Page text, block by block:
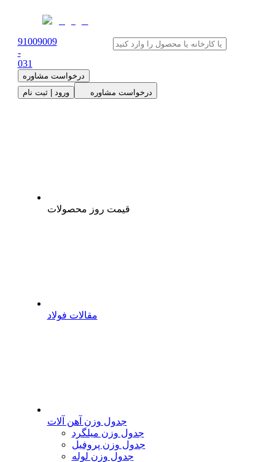
91009009
-
031
درخواست مشاوره
ورود | ثبت نام
درخواست مشاوره
قیمت روز محصولات
مقالات فولاد
جدول وزن آهن آلات
جدول وزن میلگرد
جدول وزن پروفیل
جدول وزن لوله